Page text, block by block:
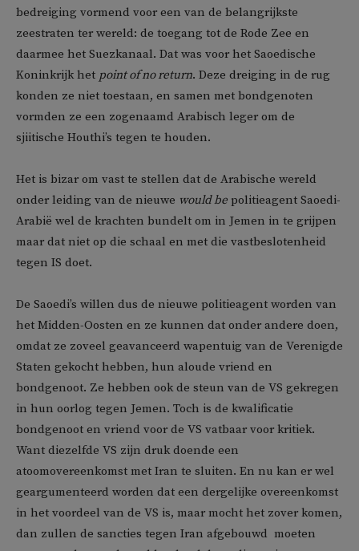
bedreiging vormend voor een van de belangrijkste
zeestraten ter wereld: de toegang tot de Rode Zee en
daarmee het Suezkanaal. Dat was voor het Saoedische
Koninkrijk het point of no return. Deze dreiging in de rug
konden ze niet toestaan, en samen met bondgenoten
vormden ze een zogenaamd Arabisch leger om de
sjiitische Houthi’s tegen te houden.
Het is bizar om vast te stellen dat de Arabische wereld
onder leiding van de nieuwe would be politieagent Saoedi-
Arabië wel de krachten bundelt om in Jemen in te grijpen
maar dat niet op die schaal en met die vastbeslotenheid
tegen IS doet.
De Saoedi’s willen dus de nieuwe politieagent worden van
het Midden-Oosten en ze kunnen dat onder andere doen,
omdat ze zoveel geavanceerd wapentuig van de Verenigde
Staten gekocht hebben, hun aloude vriend en
bondgenoot. Ze hebben ook de steun van de VS gekregen
in hun oorlog tegen Jemen. Toch is de kwalificatie
bondgenoot en vriend voor de VS vatbaar voor kritiek.
Want diezelfde VS zijn druk doende een
atoomovereenkomst met Iran te sluiten. En nu kan er wel
geargumenteerd worden dat een dergelijke overeenkomst
in het voordeel van de VS is, maar mocht het zover komen,
dan zullen de sancties tegen Iran afgebouwd  moeten